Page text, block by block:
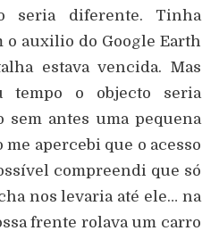
seria diferente. Tinha
o auxilio do Google Earth
estava vencida. Mas
tempo o objecto seria
sem antes uma pequena
apercebi que o acesso
compreendi que só
nos levaria até ele… na
frente rolava um carro